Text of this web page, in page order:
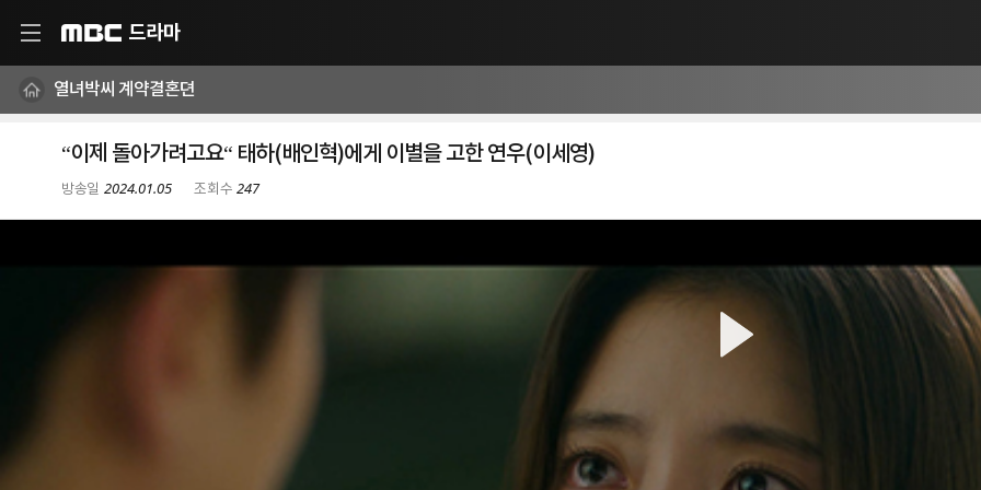
드라마
열녀박씨 계약결혼뎐
“이제 돌아가려고요“ 태하(배인혁)에게 이별을 고한 연우(이세영)
2024.01.05 247